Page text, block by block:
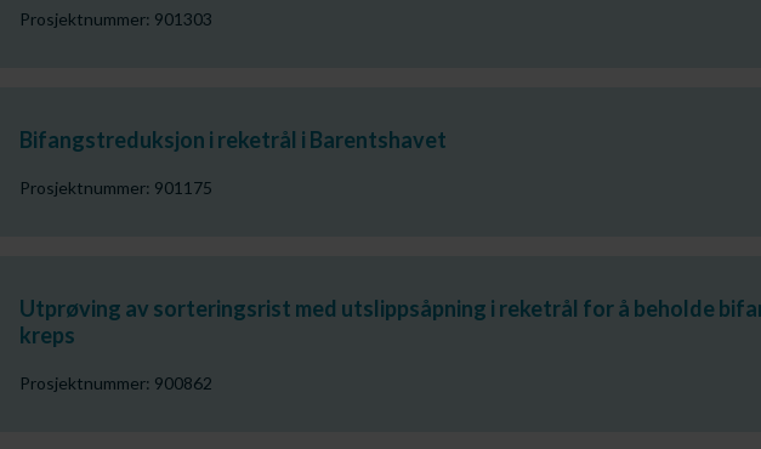
Prosjektnummer: 901303
Bifangstreduksjon i reketrål i Barentshavet
Prosjektnummer: 901175
Utprøving av sorteringsrist med utslippsåpning i reketrål for å beholde
kreps
Prosjektnummer: 900862